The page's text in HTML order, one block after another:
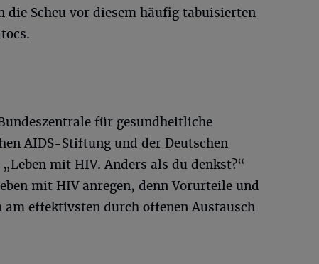
die Scheu vor diesem häufig tabuisierten
für gesundheitliche
AIDS-Stiftung und der Deutschen
mit HIV. Anders als du denkst?“
mit HIV anregen, denn Vorurteile und
effektivsten durch offenen Austausch